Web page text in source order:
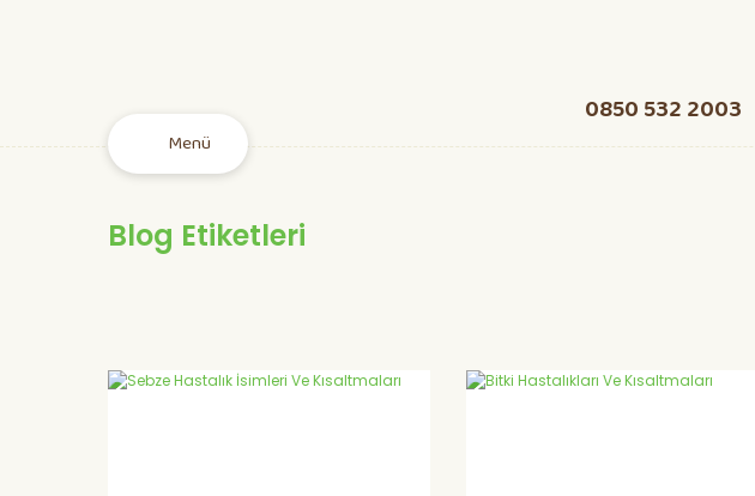
Menü
0850 532 2003
Blog Etiketleri